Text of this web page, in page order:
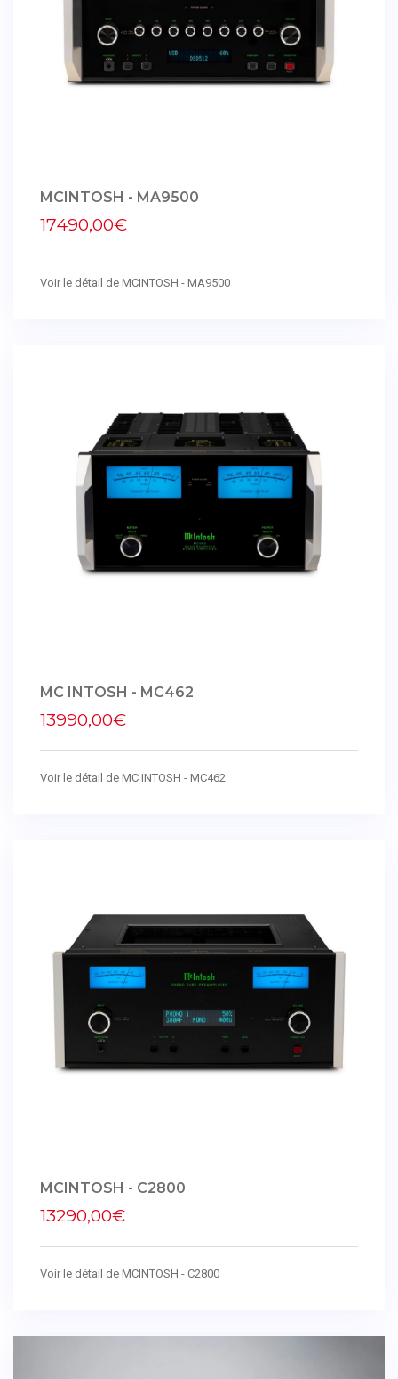
MCINTOSH - MA9500
17490,00€
Voir le détail de MCINTOSH - MA9500
MC INTOSH - MC462
13990,00€
Voir le détail de MC INTOSH - MC462
MCINTOSH - C2800
13290,00€
Voir le détail de MCINTOSH - C2800